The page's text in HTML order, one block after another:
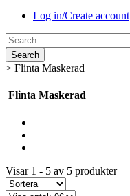
Log in/Create account
Search
> Flinta Maskerad
Flinta Maskerad
Visar 1 - 5 av 5 produkter